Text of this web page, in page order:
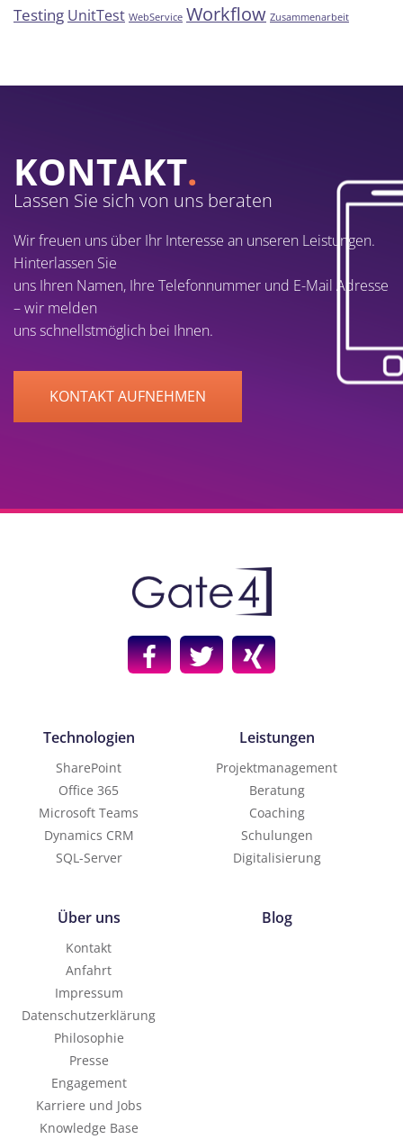
Testing UnitTest WebService Workflow Zusammenarbeit
KONTAKT.
Lassen Sie sich von uns beraten
Wir freuen uns über Ihr Interesse an unseren Leistungen.
Hinterlassen Sie
uns Ihren Namen, Ihre Telefonnummer und E-Mail Adresse
– wir melden
uns schnellstmöglich bei Ihnen.
KONTAKT AUFNEHMEN
Technologien
SharePoint
Office 365
Microsoft Teams
Dynamics CRM
SQL-Server
Leistungen
Projektmanagement
Beratung
Coaching
Schulungen
Digitalisierung
Über uns
Kontakt
Anfahrt
Impressum
Datenschutzerklärung
Philosophie
Presse
Engagement
Karriere und Jobs
Knowledge Base
Blog